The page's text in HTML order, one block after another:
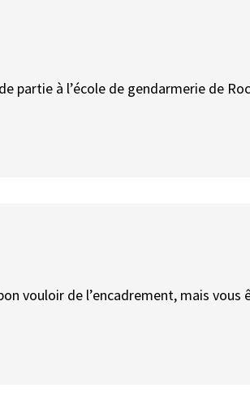
partie à l’école de gendarmerie de
vouloir de l’encadrement, mais